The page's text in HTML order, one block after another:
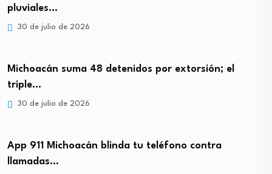
pluviales…
30 de julio de 2026
Michoacán suma 48 detenidos por extorsión; el
triple…
30 de julio de 2026
App 911 Michoacán blinda tu teléfono contra
llamadas…